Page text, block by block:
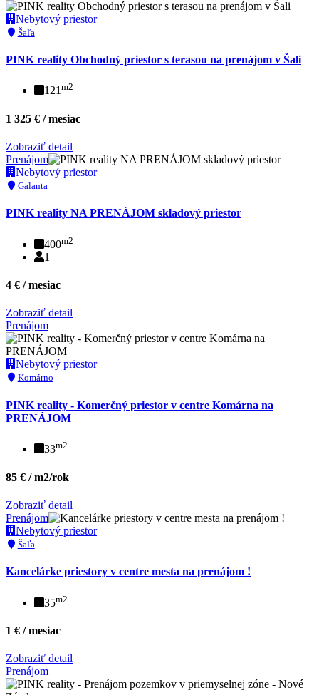
Nebytový priestor
Šaľa
PINK reality Obchodný priestor s terasou na prenájom v Šali
121m2
1 325 € / mesiac
Zobraziť detail
Prenájom
Nebytový priestor
Galanta
PINK reality NA PRENÁJOM skladový priestor
400m2
1
4 € / mesiac
Zobraziť detail
Prenájom
Nebytový priestor
Komárno
PINK reality - Komerčný priestor v centre Komárna na
PRENÁJOM
33m2
85 € / m2/rok
Zobraziť detail
Prenájom
Nebytový priestor
Šaľa
Kancelárke priestory v centre mesta na prenájom !
35m2
1 € / mesiac
Zobraziť detail
Prenájom